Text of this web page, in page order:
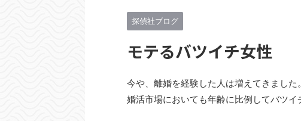
探偵社ブログ
モテるバツイチ女性
今や、離婚を経験した人は増えてきました。
婚活市場においても年齢に比例してバツ